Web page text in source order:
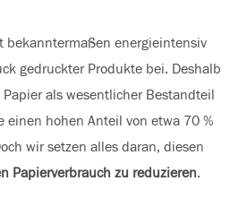
bekanntermaßen energieintensiv
gedruckter Produkte bei. Deshalb
als wesentlicher Bestandteil
einen hohen Anteil von etwa 70 %
wir setzen alles daran, diesen
Papierverbrauch zu reduzieren.